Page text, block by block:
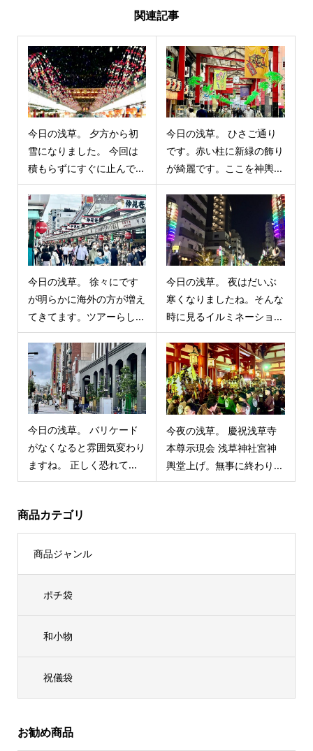
関連記事
今日の浅草。 夕方から初
雪になりました。 今回は
積もらずにすぐに止んで...
今日の浅草。 ひさご通り
です。赤い柱に新緑の飾り
が綺麗です。ここを神輿...
今日の浅草。 徐々にです
が明らかに海外の方が増え
てきてます。ツアーらし...
今日の浅草。 夜はだいぶ
寒くなりましたね。そんな
時に見るイルミネーショ...
今日の浅草。 バリケード
がなくなると雰囲気変わり
ますね。 正しく恐れて...
今夜の浅草。 慶祝浅草寺
本尊示現会 浅草神社宮神
輿堂上げ。無事に終わり...
商品カテゴリ
商品ジャンル
ポチ袋
和小物
祝儀袋
お勧め商品